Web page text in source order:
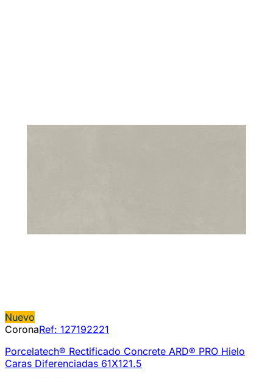
Nuevo
CoronaRef: 127192221
Porcelatech® Rectificado Concrete ARD® PRO Hielo
Caras Diferenciadas 61X121.5